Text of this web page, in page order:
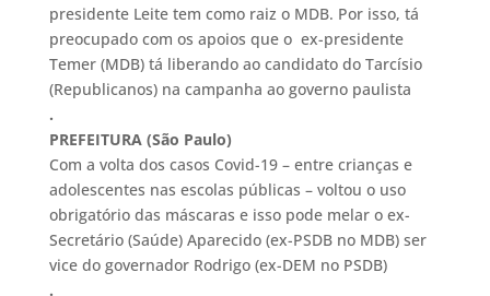
presidente Leite tem como raiz o MDB. Por isso, tá
preocupado com os apoios que o ex-presidente
Temer (MDB) tá liberando ao candidato do Tarcísio
(Republicanos) na campanha ao governo paulista
.
PREFEITURA (São Paulo)
Com a volta dos casos Covid-19 – entre crianças e
adolescentes nas escolas públicas – voltou o uso
obrigatório das máscaras e isso pode melar o ex-
Secretário (Saúde) Aparecido (ex-PSDB no MDB) ser
vice do governador Rodrigo (ex-DEM no PSDB)
.